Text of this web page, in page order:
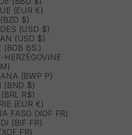
(EUR €)
$)
(USD $)
(USD $)
(BOB BS.)
HERZÉGOVINE
(BWP P)
(BND $)
R$)
(EUR €)
FASO (XOF FR)
(BIF FR)
FR)